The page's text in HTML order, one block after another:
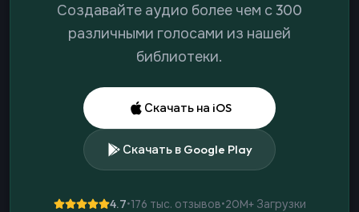
Создавайте аудио более чем с 300
различными голосами из нашей
библиотеки.
Скачать на iOS
Скачать в Google Play
4.7•176 тыс. отзывов•20M+ Загрузки